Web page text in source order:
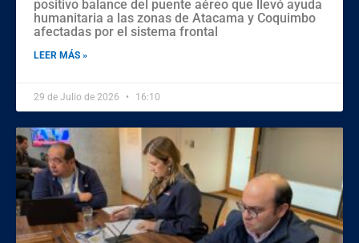
positivo balance del puente aéreo que llevó ayuda
humanitaria a las zonas de Atacama y Coquimbo
afectadas por el sistema frontal
LEER MÁS »
29 de Julio de 2026 16:10